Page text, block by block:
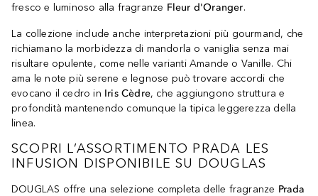
fresco e luminoso alla fragranze Fleur d'Oranger.
La collezione include anche interpretazioni più gourmand, che
richiamano la morbidezza di mandorla o vaniglia senza mai
risultare opulente, come nelle varianti Amande o Vanille. Chi
ama le note più serene e legnose può trovare accordi che
evocano il cedro in Iris Cèdre, che aggiungono struttura e
profondità mantenendo comunque la tipica leggerezza della
linea.
SCOPRI L’ASSORTIMENTO PRADA LES
INFUSION DISPONIBILE SU DOUGLAS
DOUGLAS offre una selezione completa delle fragranze Prada